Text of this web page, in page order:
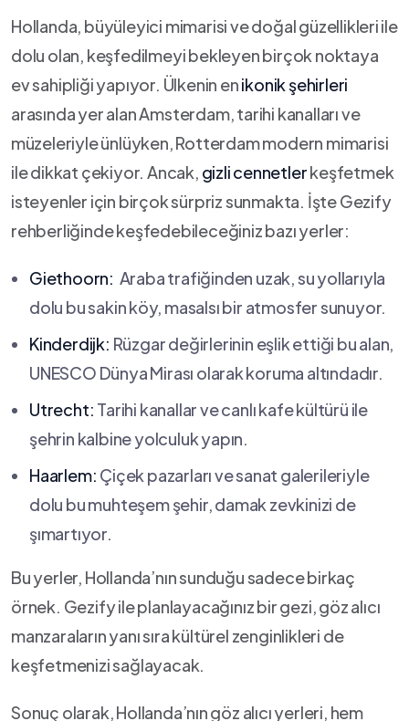
Hollanda, büyüleyici‌ mimarisi ve doğal güzellikleri⁤ ile
dolu olan, keşfedilmeyi bekleyen birçok noktaya
ev sahipliği yapıyor. Ülkenin enikonik şehirleri
arasında yer alan Amsterdam, tarihi kanalları ve
⁤müzeleriyle ünlüyken, Rotterdam modern mimarisi
ile dikkat ​çekiyor. Ancak, gizli ⁤cennetlerkeşfetmek
isteyenler için birçok sürpriz sunmakta. İşte Gezify
rehberliğinde keşfedebileceğiniz bazı yerler:
Giethoorn: ‌ Araba trafiğinden uzak, ‍su yollarıyla
dolu bu sakin⁢ köy, masalsı bir atmosfer sunuyor.
Kinderdijk: Rüzgar değirlerinin eşlik ettiği bu⁣ alan,
UNESCO Dünya Mirası olarak⁢ koruma altındadır.
Utrecht: Tarihi kanallar ve canlı kafe kültürü ile
şehrin kalbine yolculuk‌ yapın.
Haarlem: Çiçek pazarları ve⁤ sanat galerileriyle
dolu bu muhteşem şehir, damak zevkinizi de
şımartıyor.
Bu yerler, Hollanda’nın sunduğu sadece birkaç
örnek. Gezify ile planlayacağınız bir gezi,‌ göz alıcı
manzaraların yanı sıra kültürel zenginlikleri de
keşfetmenizi sağlayacak.
Sonuç olarak, Hollanda’nın ⁢göz alıcı yerleri, hem